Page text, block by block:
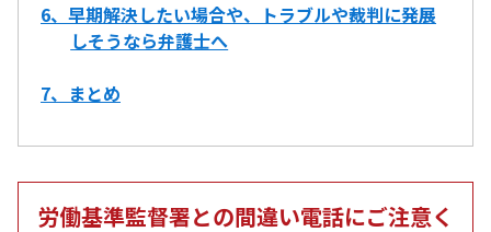
6、早期解決したい場合や、トラブルや裁判に発展
しそうなら弁護士へ
7、まとめ
労働基準監督署との間違い電話にご注意く